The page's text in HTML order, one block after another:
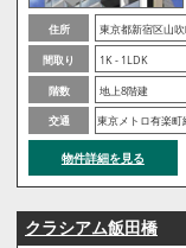
住所
東京都新宿区山
間取り
1K - 1LDK
階数
地上8階建
交通
東京メトロ有楽
物件詳細を見る
クラシアム飯田橋